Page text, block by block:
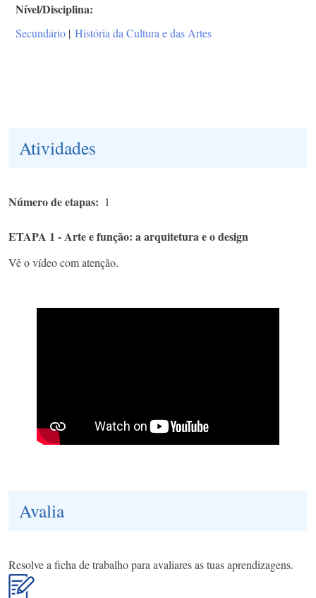
Nível/Disciplina
Secundário | História da Cultura e das Artes
Atividades
Número de etapas 1
ETAPA 1 - Arte e função: a arquitetura e o design
Vê o vídeo com atenção.
Avalia
Resolve a ficha de trabalho para avaliares as tuas aprendizagens.